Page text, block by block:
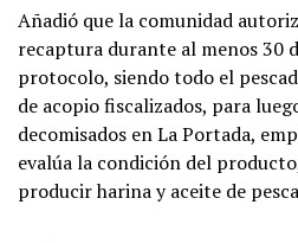
Añadió que la comunidad
recaptura durante al menos 30
protocolo, siendo todo el
de acopio fiscalizados, para
decomisados en La Portada,
evalúa la condición del
producir harina y aceite de